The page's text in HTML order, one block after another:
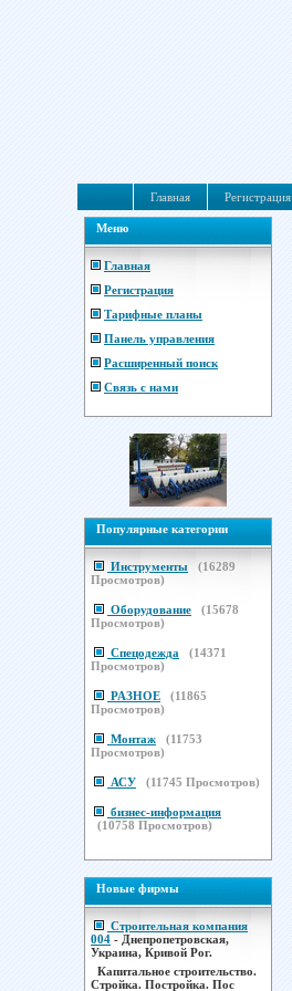
Главная Регистрация
Меню
Главная
Регистрация
Тарифные планы
Панель управления
Расширенный поиск
Связь с нами
Популярные категории
Инструменты (16289
Просмотров)
Оборудование (15678
Просмотров)
Спецодежда (14371
Просмотров)
РАЗНОЕ (11865
Просмотров)
Монтаж (11753
Просмотров)
АСУ (11745 Просмотров)
бизнес-информация
(10758 Просмотров)
Новые фирмы
Строительная компания
004 - Днепропетровская,
Украина, Кривой Рог.
Капитальное строительство.
Стройка. Постройка. Пос